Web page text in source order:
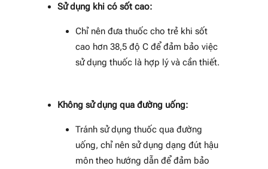
Sử dụng khi có sốt cao:
Chỉ nên đưa thuốc cho trẻ khi sốt
cao hơn 38,5 độ C để đảm bảo việc
sử dụng thuốc là hợp lý và cần thiết.
Không sử dụng qua đường uống:
Tránh sử dụng thuốc qua đường
uống, chỉ nên sử dụng dạng đút hậu
môn theo hướng dẫn để đảm bảo